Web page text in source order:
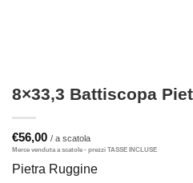
8×33,3 Battiscopa
€56,00
Pietra Ruggine